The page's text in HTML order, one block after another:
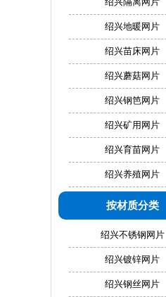
绍兴地暖网片
绍兴苗床网片
绍兴蘑菇网片
绍兴钢笆网片
绍兴矿用网片
绍兴育苗网片
绍兴养殖网片
按材质分类
绍兴不锈钢网片
绍兴镀锌网片
绍兴钢丝网片